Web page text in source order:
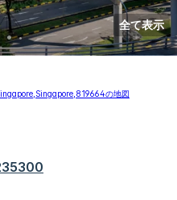
全て表示